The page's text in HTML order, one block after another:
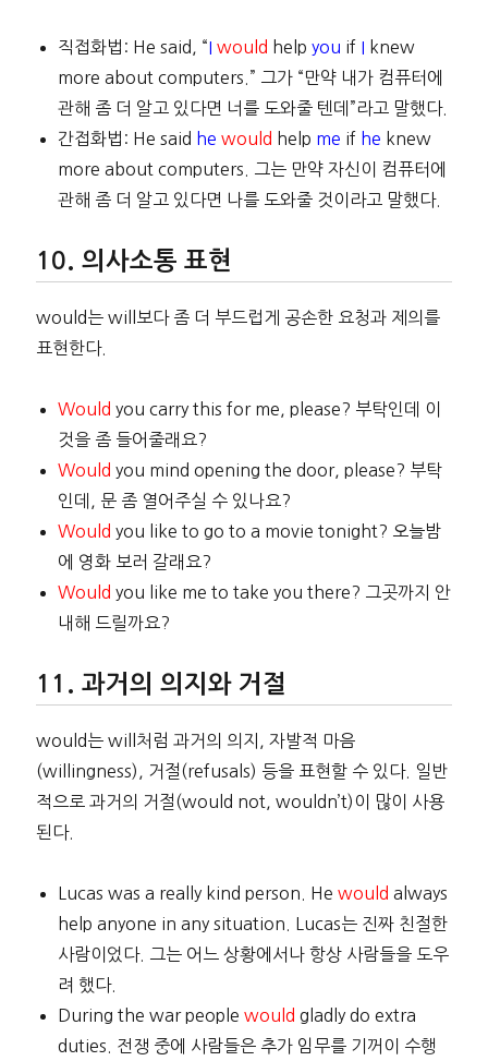
직접화법: He said, “I would help you if I knew
more about computers.” 그가 “만약 내가 컴퓨터에
관해 좀 더 알고 있다면 너를 도와줄 텐데”라고 말했다.
간접화법: He said he would help me if he knew
more about computers. 그는 만약 자신이 컴퓨터에
관해 좀 더 알고 있다면 나를 도와줄 것이라고 말했다.
의사소통 표현
would는 will보다 좀 더 부드럽게 공손한 요청과 제의를
표현한다.
Would you carry this for me, please? 부탁인데 이
것을 좀 들어줄래요?
Would you mind opening the door, please? 부탁
인데, 문 좀 열어주실 수 있나요?
Would you like to go to a movie tonight? 오늘밤
에 영화 보러 갈래요?
Would you like me to take you there? 그곳까지 안
내해 드릴까요?
과거의 의지와 거절
would는 will처럼 과거의 의지, 자발적 마음
(willingness), 거절(refusals) 등을 표현할 수 있다. 일반
적으로 과거의 거절(would not, wouldn’t)이 많이 사용
된다.
Lucas was a really kind person. He would always
help anyone in any situation. Lucas는 진짜 친절한
사람이었다. 그는 어느 상황에서나 항상 사람들을 도우
려 했다.
During the war people would gladly do extra
duties. 전쟁 중에 사람들은 추가 임무를 기꺼이 수행